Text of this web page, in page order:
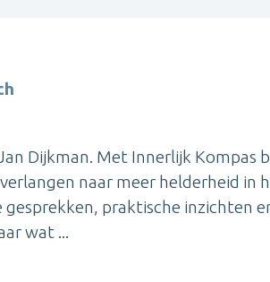
Dijkman. Met Innerlijk Kompas
naar meer helderheid in
praktische inzichten
wat ...